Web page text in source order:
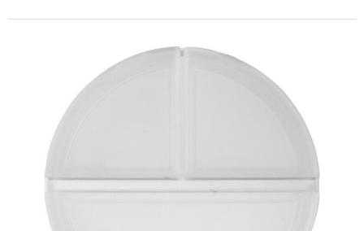
Minimale afname: 1